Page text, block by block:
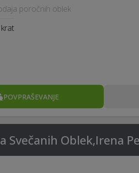
poročnih oblek
POVPRAŠEVANJE
Svečanih Oblek,Irena